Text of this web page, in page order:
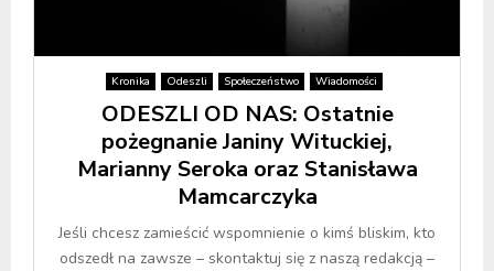
Kronika Odeszli Społeczeństwo Wiadomości
ODESZLI OD NAS: Ostatnie
pożegnanie Janiny Wituckiej,
Marianny Seroka oraz Stanisława
Mamcarczyka
Jeśli chcesz zamieścić wspomnienie o kimś bliskim, kto
odszedł na zawsze – skontaktuj się z naszą redakcją –